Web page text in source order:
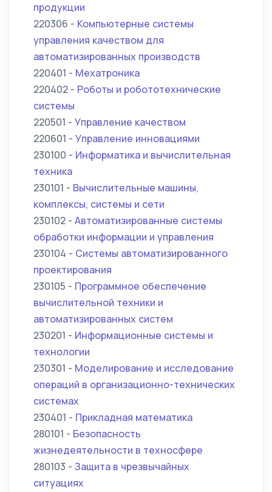
продукции
220306 - Компьютерные системы
управления качеством для
автоматизированных производств
220401 - Мехатроника
220402 - Роботы и робототехнические
системы
220501 - Управление качеством
220601 - Управление инновациями
230100 - Информатика и вычислительная
техника
230101 - Вычислительные машины,
комплексы, системы и сети
230102 - Автоматизированные системы
обработки информации и управления
230104 - Системы автоматизированного
проектирования
230105 - Программное обеспечение
вычислительной техники и
автоматизированных систем
230201 - Информационные системы и
технологии
230301 - Моделирование и исследование
операций в организационно-технических
системах
230401 - Прикладная математика
280101 - Безопасность
жизнедеятельности в техносфере
280103 - Защита в чрезвычайных
ситуациях